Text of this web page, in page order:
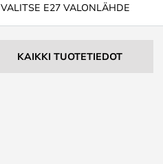
VALITSE E27 VALONLÄHDE
KAIKKI TUOTETIEDOT